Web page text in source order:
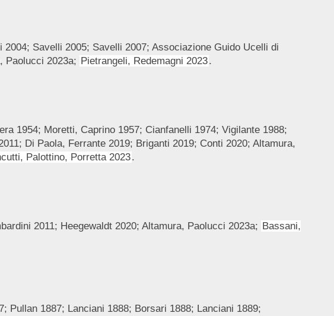
Savelli 2005; Savelli 2007; Associazione Guido Ucelli di
Paolucci 2023a; Pietrangeli, Redemagni 2023.
1954; Moretti, Caprino 1957; Cianfanelli 1974; Vigilante 1988;
Di Paola, Ferrante 2019; Briganti 2019; Conti 2020; Altamura,
Palottino, Porretta 2023.
2011; Heegewaldt 2020; Altamura, Paolucci 2023a; Bassani,
Pullan 1887; Lanciani 1888; Borsari 1888; Lanciani 1889;